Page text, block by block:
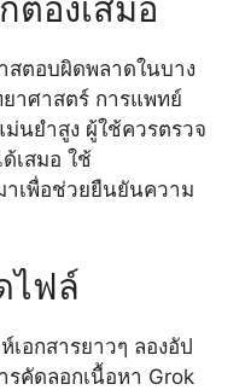
ต้องเสมอ
สตอบผิดพลาดในบาง
าศาสตร์ การแพทย์
นยำสูง ผู้ใช้ควรตรวจ
เสมอ ใช้
าเพื่อช่วยยืนยันความ
ไฟล์
เอกสารยาวๆ ลองอัป
คัดลอกเนื้อหา Grok